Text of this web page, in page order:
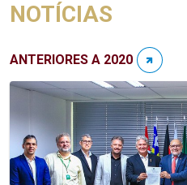
NOTÍCIAS
ANTERIORES A 2020